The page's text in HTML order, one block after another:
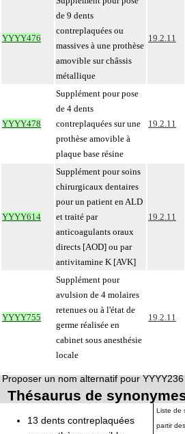
YYYY476
de 9 dents
contreplaquées ou
massives à une prothèse
amovible sur châssis
métallique
19.2.11
YYYY478
Supplément pour pose
de 4 dents
contreplaquées sur une
prothèse amovible à
plaque base résine
19.2.11
YYYY614
Supplément pour soins
chirurgicaux dentaires
pour un patient en ALD
et traité par
anticoagulants oraux
directs [AOD] ou par
antivitamine K [AVK]
19.2.11
YYYY755
Supplément pour
avulsion de 4 molaires
retenues ou à l'état de
germe réalisée en
cabinet sous anesthésie
locale
19.2.11
Proposer un nom alternatif pour YYYY236
Thésaurus de
13 dents contreplaquées
Liste de
partir